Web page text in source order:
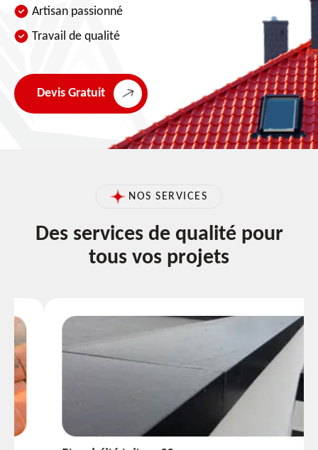
Artisan passionné
Travail de qualité
Devis Gratuit
NOS SERVICES
Des services de qualité pour
tous vos projets